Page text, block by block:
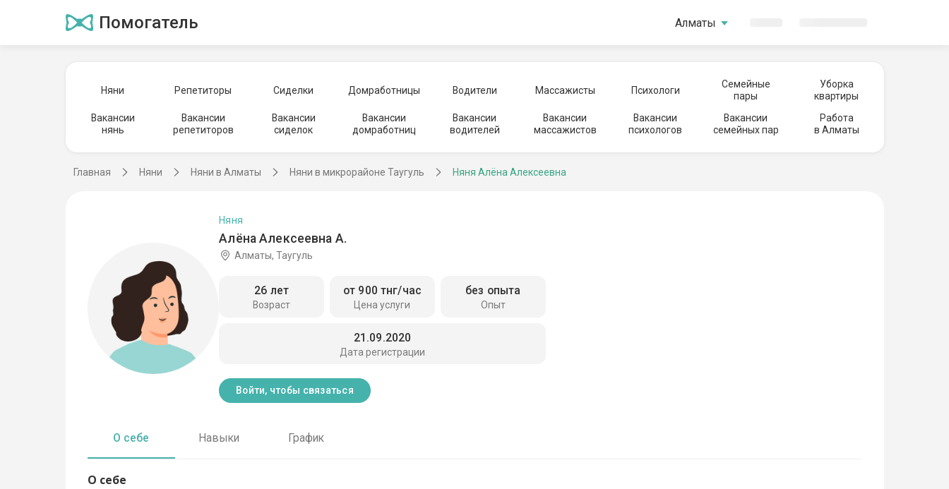
Помогатель Алматы
Няни Репетиторы Сиделки Домработницы Водители Массажисты Психологи
Семейные
пары
Уборка
квартиры
Вакансии
нянь
Вакансии
репетиторов
Вакансии
сиделок
Вакансии
домработниц
Вакансии
водителей
Вакансии
массажистов
Вакансии
психологов
Вакансии
семейных пар
Работа
в Алматы
Главная Няни Няни в Алматы Няни в микрорайоне Таугуль Няня Алёна Алексеевна
Алёна Алексеевна А.
Няня
Алматы, Таугуль
Возраст
26 лет
Цена услуги
от 900 тнг/час
Опыт
без опыта
Дата регистрации
21.09.2020
Войти, чтобы связаться
О себе Навыки График
О себе